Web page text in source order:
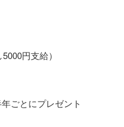
円支給）
ごとにプレゼント